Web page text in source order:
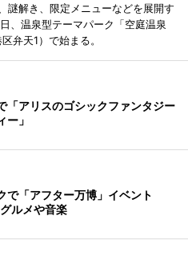
謎解き、限定メニューなどを展開す
、温泉型テーマパーク「空庭温泉
弁天1）で始まる。
「アリスのゴシックファンタジー
ー」
で「アフター万博」イベント
ルメや音楽